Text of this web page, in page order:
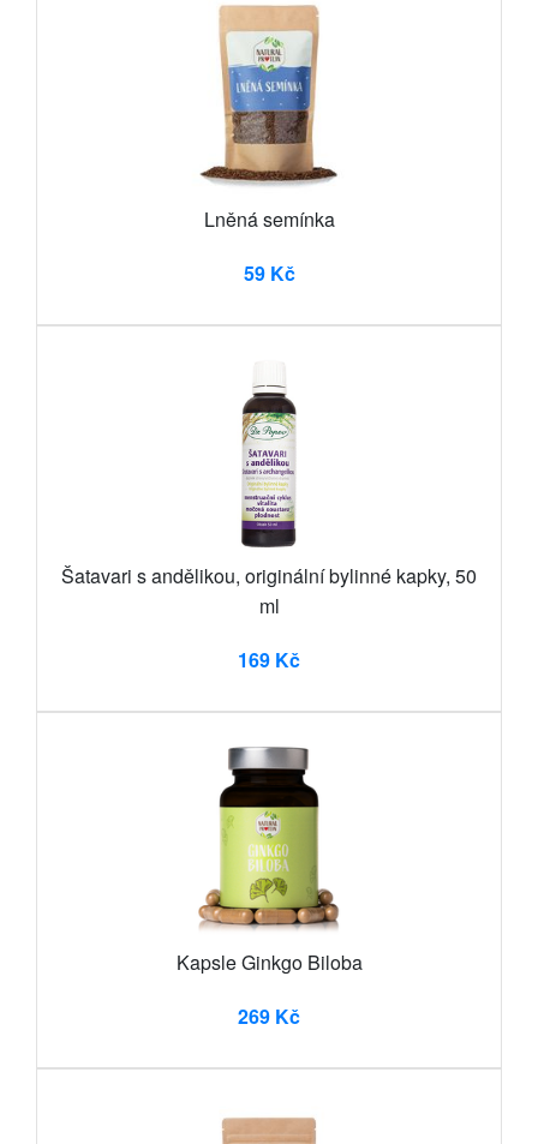
Lněná semínka
59 Kč
Šatavari s andělikou, originální bylinné kapky, 50
ml
169 Kč
Kapsle Ginkgo Biloba
269 Kč